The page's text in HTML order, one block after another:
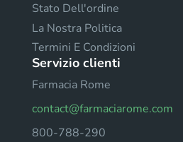
Stato Dell'ordine
La Nostra Politica
Termini E Condizioni
Servizio clienti
Farmacia Rome
contact@farmaciarome.com
800-788-290